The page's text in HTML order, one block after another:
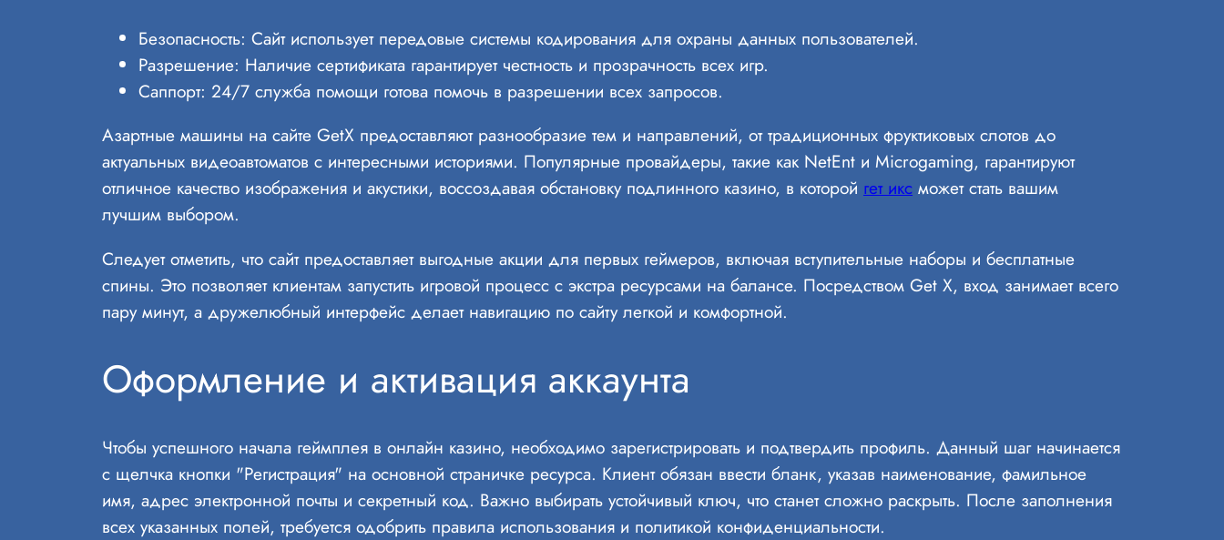
Безопасность: Сайт использует передовые системы кодирования для охраны данных пользователей.
Разрешение: Наличие сертификата гарантирует честность и прозрачность всех игр.
Саппорт: 24/7 служба помощи готова помочь в разрешении всех запросов.
Азартные машины на сайте GetX предоставляют разнообразие тем и направлений, от традиционных фруктиковых слотов до
актуальных видеоавтоматов с интересными историями. Популярные провайдеры, такие как NetEnt и Microgaming, гарантируют
отличное качество изображения и акустики, воссоздавая обстановку подлинного казино, в которой гет икс может стать вашим
лучшим выбором.
Следует отметить, что сайт предоставляет выгодные акции для первых геймеров, включая вступительные наборы и бесплатные
спины. Это позволяет клиентам запустить игровой процесс с экстра ресурсами на балансе. Посредством Get X, вход занимает всего
пару минут, а дружелюбный интерфейс делает навигацию по сайту легкой и комфортной.
Оформление и активация аккаунта
Чтобы успешного начала геймплея в онлайн казино, необходимо зарегистрировать и подтвердить профиль. Данный шаг начинается
с щелчка кнопки "Регистрация" на основной страничке ресурса. Клиент обязан ввести бланк, указав наименование, фамильное
имя, адрес электронной почты и секретный код. Важно выбирать устойчивый ключ, что станет сложно раскрыть. После заполнения
всех указанных полей, требуется одобрить правила использования и политикой конфиденциальности.